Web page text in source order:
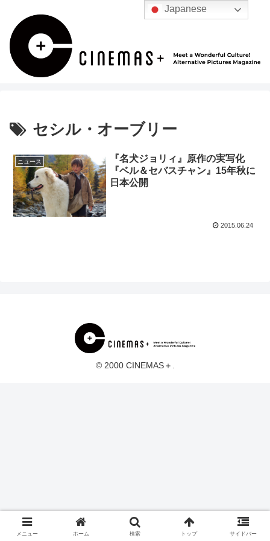
セシル・オーブリー
ニュース
『名犬ジョリィ』原作の実写化
『ベル＆セバスチャン』15年秋に
日本公開
2015.06.24
© 2000 CINEMAS＋.
メニュー ホーム 検索 トップ サイドバー
Japanese